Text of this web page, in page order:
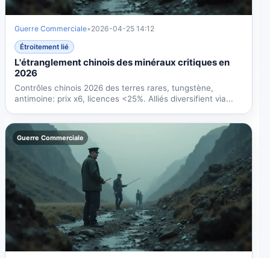
Guerre Commerciale• 2026-04-25 14:12
Étroitement lié
L'étranglement chinois des minéraux critiques en
2026
Contrôles chinois 2026 des terres rares, tungstène,
antimoine: prix x6, licences <25%. Alliés diversifient via...
Guerre Commerciale